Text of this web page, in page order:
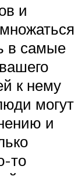
и
в самые
к нему
могут
и
то